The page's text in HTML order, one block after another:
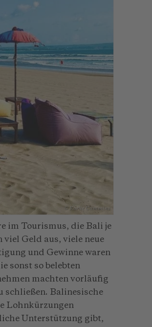
© Karlie Cummins
im Tourismus, die Bali je
Geld aus, viele neue
und Gewinne waren
sonst so belebten
machten vorläufig
schließen. Balinesische
Lohnkürzungen
Unterstützung gibt,